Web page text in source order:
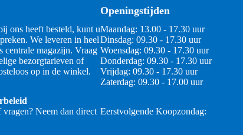
ons heeft besteld, kunt u
We leveren in heel
centrale magazijn. Vraag
bezorgtarieven of
op in de winkel.
Neem dan direct
Openingstijden
Maandag: 13.00 - 17.30 uur
Dinsdag: 09.30 - 17.30 uur
Woensdag: 09.30 - 17.30 uur
Donderdag: 09.30 - 17.30 uur
Vrijdag: 09.30 - 17.30 uur
Zaterdag: 09.30 - 17.00 uur
Eerstvolgende Koopzondag: